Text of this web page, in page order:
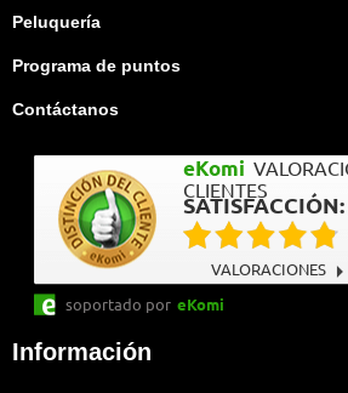
Peluquería
Programa de puntos
Contáctanos
eKomi
CLIENTES
SATISFACCIÓN:
VALORACIONES
soportado por eKomi
Información